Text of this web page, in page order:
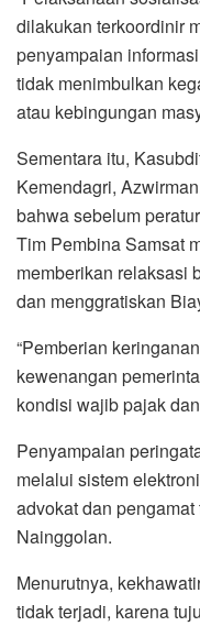
dilakukan terkoordinir
penyampaian
tidak menimbulkan
atau kebingungan
Sementara itu,
Kemendagri,
bahwa sebelum
Tim Pembina Samsat
memberikan relaksasi
dan menggratiskan
“Pemberian
kewenangan
kondisi wajib pajak
Penyampaian
melalui sistem
advokat dan
Nainggolan.
Menurutnya,
tidak terjadi, karena